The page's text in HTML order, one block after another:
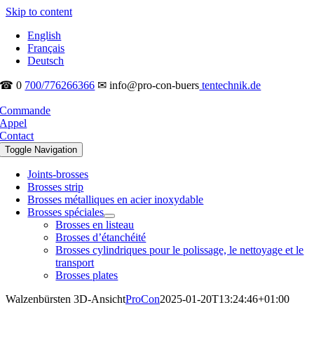
Skip to content
English
Français
Deutsch
☎ 0 700/776266366 ✉ info@pro-con-buers tentechnik.de
Commande
Appel
Contact
Toggle Navigation
Joints-brosses
Brosses strip
Brosses métalliques en acier inoxydable
Brosses spéciales
Brosses en listeau
Brosses d’étanchéité
Brosses cylindriques pour le polissage, le nettoyage et le
transport
Brosses plates
Walzenbürsten 3D-AnsichtProCon2025-01-20T13:24:46+01:00